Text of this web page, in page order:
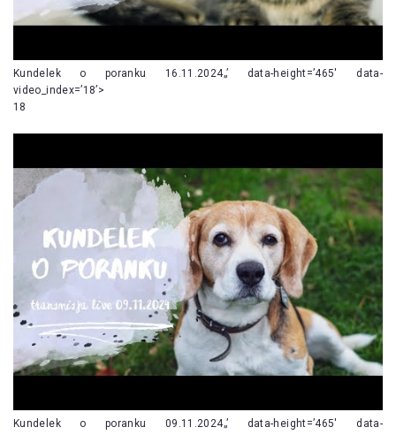
Kundelek o poranku 16.11.2024„’ data-height=’465′ data-
video_index=’18’>
18
Kundelek o poranku 09.11.2024„’ data-height=’465′ data-